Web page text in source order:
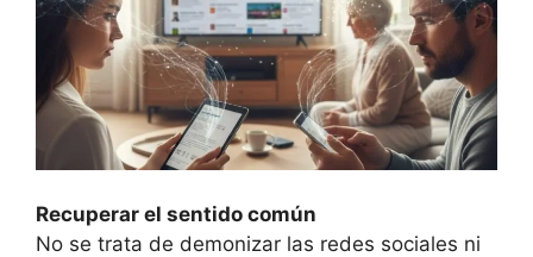
Recuperar el sentido común
No se trata de demonizar las redes sociales ni